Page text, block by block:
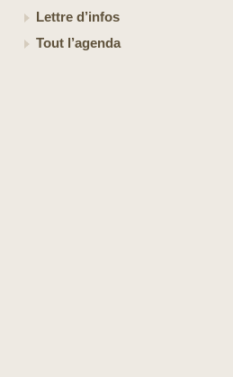
Lettre d’infos
Tout l’agenda